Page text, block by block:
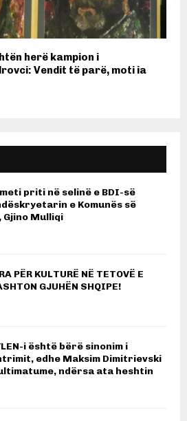
herë kampion i
Vendit të parë, moti ia
priti në selinë e BDI-së
e Komunës së
Gjino Mulliqi
PËR KULTURË NË TETOVË E
GJUHËN SHQIPE!
i është bërë sinonim i
edhe Maksim Dimitrievski
ndërsa ata heshtin